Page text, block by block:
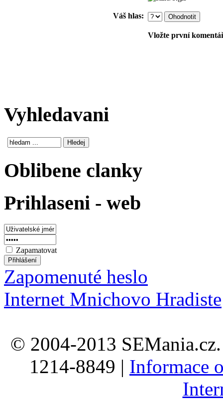
Váš hlas:
Vložte první
Vyhledavani
Oblibene clanky
Prihlaseni - web
Zapamatovat
Zapomenuté heslo
Internet Mnichovo Hradiste
© 2004-2013
1214-8849 | Informace